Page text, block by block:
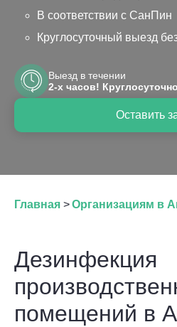
В соответствии с СанПин
Круглосуточный выезд
Оставить
Выезд в течении
2-х часов! Круглосуточно
Главная >Организациям в
Дезинфекция
помещений в